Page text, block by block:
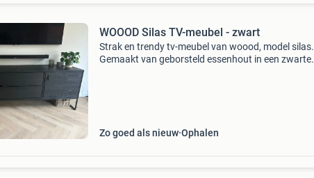
WOOOD Silas TV-meubel - zwart
Strak en trendy tv-meubel van woood, model silas.
Gemaakt van geborsteld essenhout in een zwarte
Zo goed als nieuw Ophalen